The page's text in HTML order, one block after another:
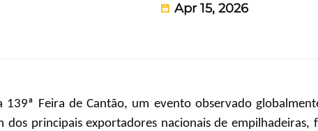
Apr 15, 2026
139ª Feira de Cantão, um evento observado
dos principais exportadores nacionais de empilhadeiras,